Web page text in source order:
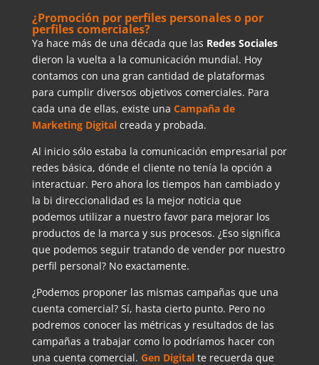
¿Promoción por perfiles personales o por
perfiles comerciales?
Ya hace más de una década que las Redes Sociales
dieron la vuelta a la comunicación mundial. Hoy
contamos con una gran cantidad de plataformas
para cumplir diversos objetivos comerciales. Para
cada una de ellas, existe una Campaña de
Marketing Digitalcreada y probada.
Al inicio sólo estaba la comunicación empresarial por
redes básica, dónde el cliente no tenía la opción a
interactuar. Pero ahora los tiempos han cambiado y
la bi direccionalidad es la mejor noticia que
podemos utilizar a nuestro favor para mejorar los
productos de la marca y sus procesos. ¿Eso significa
que podemos seguir tratando de vender por nuestro
perfil personal? No exactamente.
¿Podemos proponer las mismas campañas que una
cuenta comercial? Sí, hasta cierto punto. Pero no
podremos conocer las métricas y resultados de las
campañas a trabajar como lo podríamos hacer con
una cuenta comercial. Gen Digital te recuerda que